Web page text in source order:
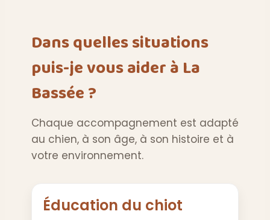
Dans quelles situations
puis-je vous aider à La
Bassée ?
Chaque accompagnement est adapté
au chien, à son âge, à son histoire et à
votre environnement.
Éducation du chiot